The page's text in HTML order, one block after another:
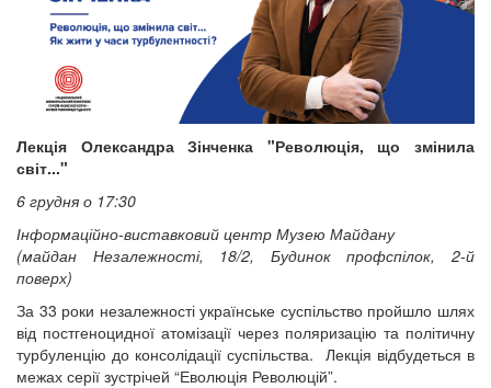
Лекція Олександра Зінченка "Революція, що змінила
світ..."
6 грудня о 17:30
Інформаційно-виставковий центр Музею Майдану
(майдан Незалежності, 18/2, Будинок профспілок, 2-й
поверх)
За 33 роки незалежності українське суспільство пройшло шлях
від постгеноцидної атомізації через поляризацію та політичну
турбуленцію до консолідації суспільства. Лекція відбудеться в
межах серії зустрічей “Еволюція Революцій”.